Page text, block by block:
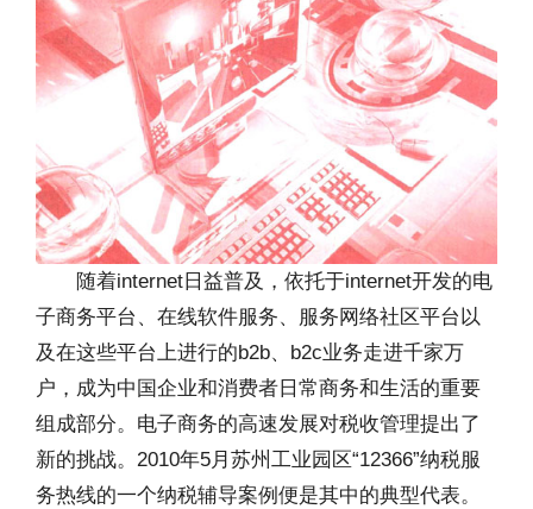
随着internet日益普及，依托于internet开发的电
子商务平台、在线软件服务、服务网络社区平台以
及在这些平台上进行的b2b、b2c业务走进千家万
户，成为中国企业和消费者日常商务和生活的重要
组成部分。电子商务的高速发展对税收管理提出了
新的挑战。2010年5月苏州工业园区“12366”纳税服
务热线的一个纳税辅导案例便是其中的典型代表。